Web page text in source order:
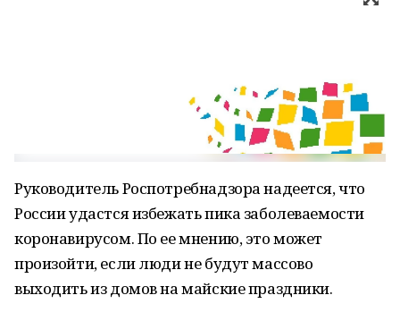
Руководитель Роспотребнадзора надеется, что
России удастся избежать пика заболеваемости
коронавирусом. По ее мнению, это может
произойти, если люди не будут массово
выходить из домов на майские праздники.